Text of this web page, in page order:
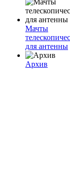
Мачты
для антенны
Архив